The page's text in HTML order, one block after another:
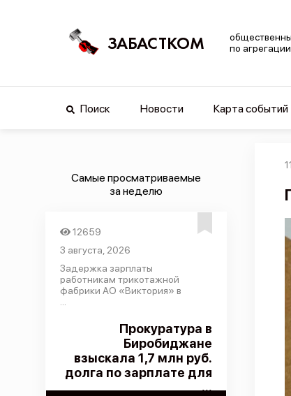
ЗАБАСТКОМ
по
Поиск Новости Карта событий
Самые просматриваемые
за неделю
12659
3 августа, 2026
Задержка зарплаты
работникам трикотажной
фабрики АО «Виктория» в
Прокуратура в
Биробиджане
взыскала 1,7 млн руб.
долга по зарплате для
...